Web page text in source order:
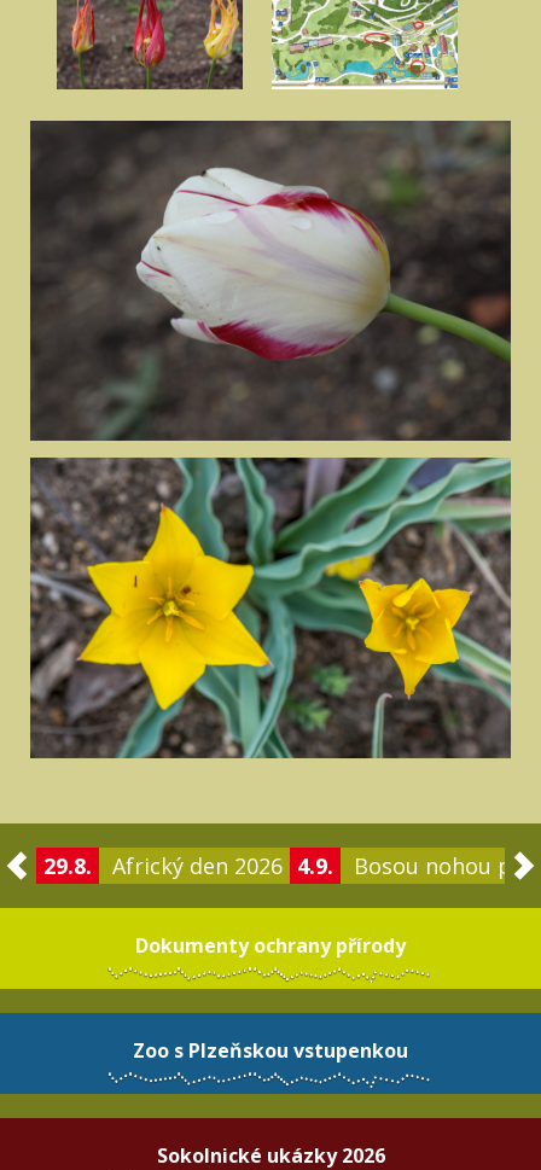
29.8. Africký den 2026 4.9. Bosou nohou po
Dokumenty ochrany přírody
Zoo s Plzeňskou vstupenkou
Sokolnické ukázky 2026